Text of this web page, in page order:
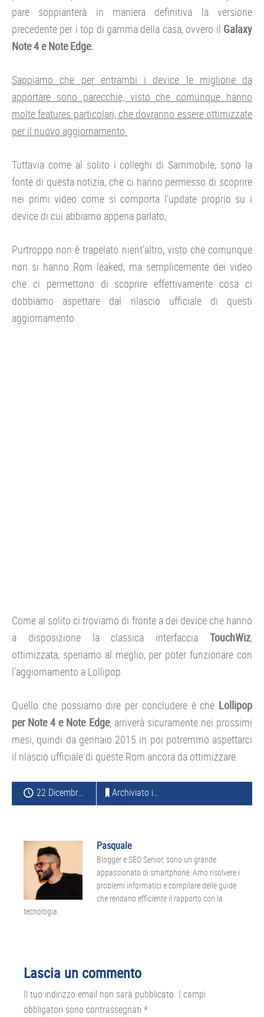
pare soppianterà in maniera definitiva la versione
precedente per i top di gamma della casa, ovvero il Galaxy
Note 4 e Note Edge.
Sappiamo che per entrambi i device le migliorie da
apportare sono parecchie, visto che comunque hanno
molte features particolari, che dovranno essere ottimizzate
per il nuovo aggiornamento.
Tuttavia come al solito i colleghi di Sammobile, sono la
fonte di questa notizia, che ci hanno permesso di scoprire
nei primi video come si comporta l’update proprio su i
device di cui abbiamo appena parlato,
Purtroppo non è trapelato nient’altro, visto che comunque
non si hanno Rom leaked, ma semplicemente dei video
che ci permettono di scoprire effettivamente cosa ci
dobbiamo aspettare dal rilascio ufficiale di questi
aggiornamento.
Come al solito ci troviamo di fronte a dei device che hanno
a disposizione la classica interfaccia TouchWiz,
ottimizzata, speriamo al meglio, per poter funzionare con
l’aggiornamento a Lollipop.
Quello che possiamo dire per concludere è che Lollipop
per Note 4 e Note Edge, arriverà sicuramente nei prossimi
mesi, quindi da gennaio 2015 in poi potremmo aspettarci
il rilascio ufficiale di queste Rom ancora da ottimizzare.
22 Dicembre 2014 Archiviato in:
Pasquale
Blogger e SEO Senior, sono un grande
appassionato di smartphone. Amo risolvere i
problemi informatici e compilare delle guide
che rendano efficiente il rapporto con la
tecnologia.
Interazioni
del
lettore
Lascia un commento
Il tuo indirizzo email non sarà pubblicato. I campi
obbligatori sono contrassegnati *